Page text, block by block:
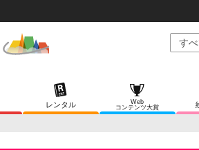
レンタル
Web
コンテンツ大賞